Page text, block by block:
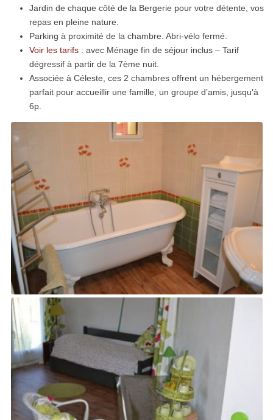
Jardin de chaque côté de la Bergerie pour votre détente, vos
repas en pleine nature.
Parking à proximité de la chambre. Abri-vélo fermé.
Voir les tarifs: avec Ménage fin de séjour inclus – Tarif
dégressif à partir de la 7ème nuit.
Associée à Céleste, ces 2 chambres offrent un hébergement
parfait pour accueillir une famille, un groupe d’amis, jusqu’à
6p.